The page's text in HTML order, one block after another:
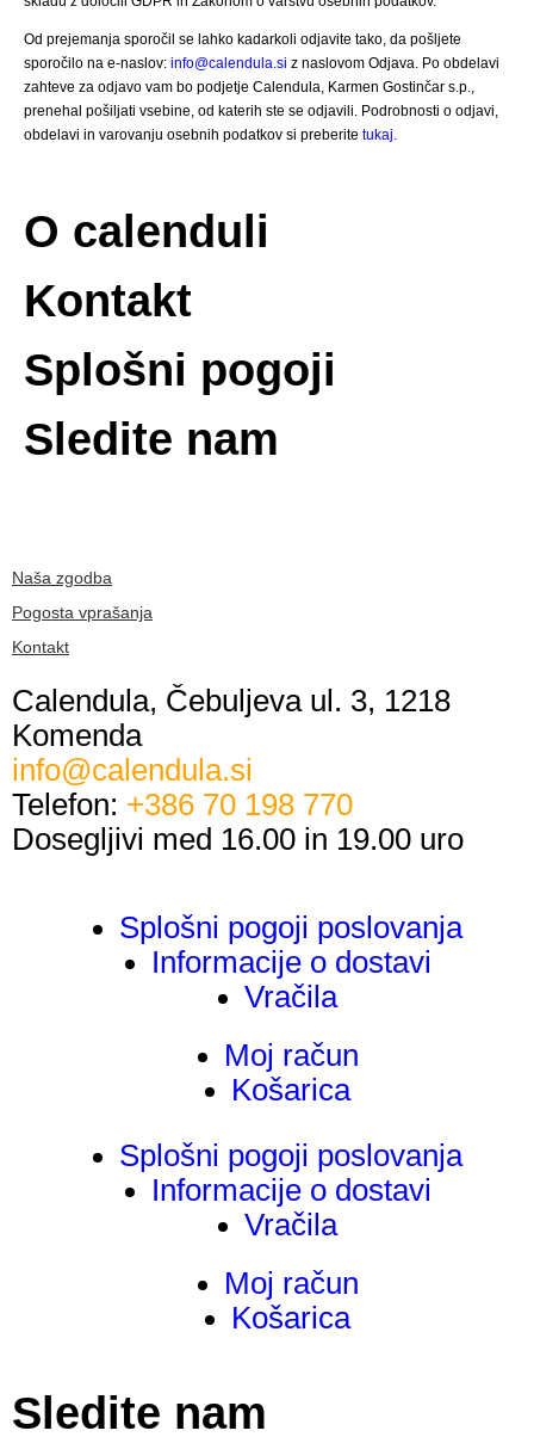
Od prejemanja sporočil se lahko kadarkoli odjavite tako, da pošljete
sporočilo na e-naslov: info@calendula.si z naslovom Odjava. Po obdelavi
zahteve za odjavo vam bo podjetje Calendula, Karmen Gostinčar s.p.,
prenehal pošiljati vsebine, od katerih ste se odjavili. Podrobnosti o odjavi,
obdelavi in varovanju osebnih podatkov si preberite tukaj.
O calenduli
Kontakt
Splošni pogoji
Sledite nam
Naša zgodba
Pogosta vprašanja
Kontakt
Calendula, Čebuljeva ul. 3, 1218
Komenda
info@calendula.si
Telefon: +386 70 198 770
Dosegljivi med 16.00 in 19.00 uro
Splošni pogoji poslovanja
Informacije o dostavi
Vračila
Moj račun
Košarica
Splošni pogoji poslovanja
Informacije o dostavi
Vračila
Moj račun
Košarica
Sledite nam